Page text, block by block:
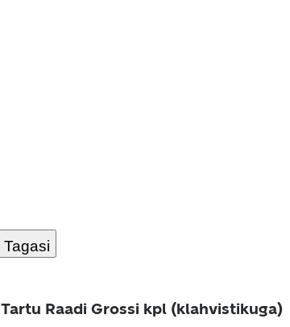
Tagasi
Tartu Raadi Grossi kpl (klahvistikuga)